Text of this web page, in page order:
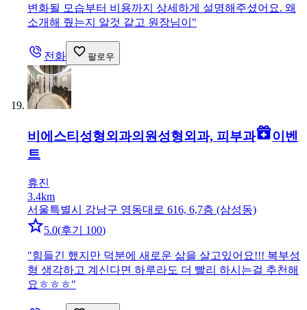
변화될 모습부터 비용까지 상세하게 설명해주셨어요. 왜
소개해 줬는지 알것 같고 원장님이 "
전화 팔로우
비에스티성형외과의원성형외과, 피부과
이벤
트
휴진
3.4km
서울특별시 강남구 영동대로 616, 6,7층 (삼성동)
5.0(후기 100)
"힘들긴 했지만 덕분에 새로운 삶을 살고있어요!!! 복부성
형 생각하고 계신다면 하루라도 더 빨리 하시는걸 추천해
요ㅎㅎㅎ"